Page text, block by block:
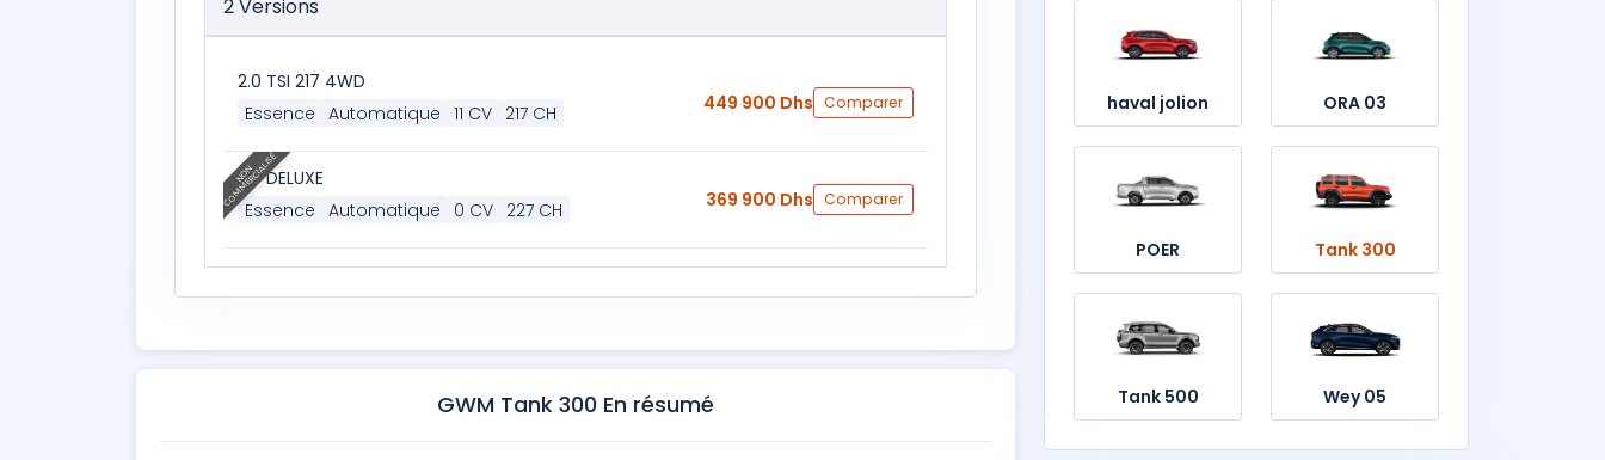
2 Versions
2.0 TSI 217 4WD
Essence Automatique 11 CV 217 CH 449 900 Dhs Comparer
NON
COMMERCIALISÉDELUXE
Essence Automatique 0 CV 227 CH 369 900 Dhs Comparer
GWM Tank 300 En résumé
haval jolion ORA 03
POER Tank 300
Tank 500 Wey 05